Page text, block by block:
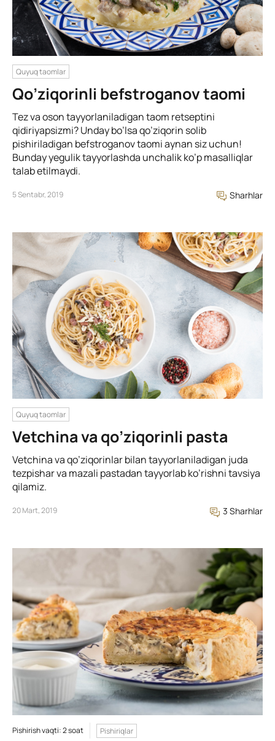
Quyuq taomlar
Qo’ziqorinli befstroganov taomi
Tez va oson tayyorlaniladigan taom retseptini
qidiriyapsizmi? Unday bo’lsa qo’ziqorin solib
pishiriladigan befstroganov taomi aynan siz uchun!
Bunday yegulik tayyorlashda unchalik ko’p masalliqlar
talab etilmaydi.
5 Sentabr, 2019 Sharhlar
Quyuq taomlar
Vetchina va qo’ziqorinli pasta
Vetchina va qo’ziqorinlar bilan tayyorlaniladigan juda
tezpishar va mazali pastadan tayyorlab ko’rishni tavsiya
qilamiz.
20 Mart, 2019 3 Sharhlar
Pishirish vaqti: 2 soat Pishiriqlar